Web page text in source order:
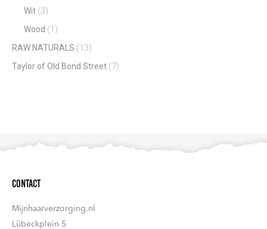
Wit (3)
Wood (1)
RAW NATURALS (13)
Taylor of Old Bond Street (7)
Contact
Mijnhaarverzorging.nl
Lübeckplein 5